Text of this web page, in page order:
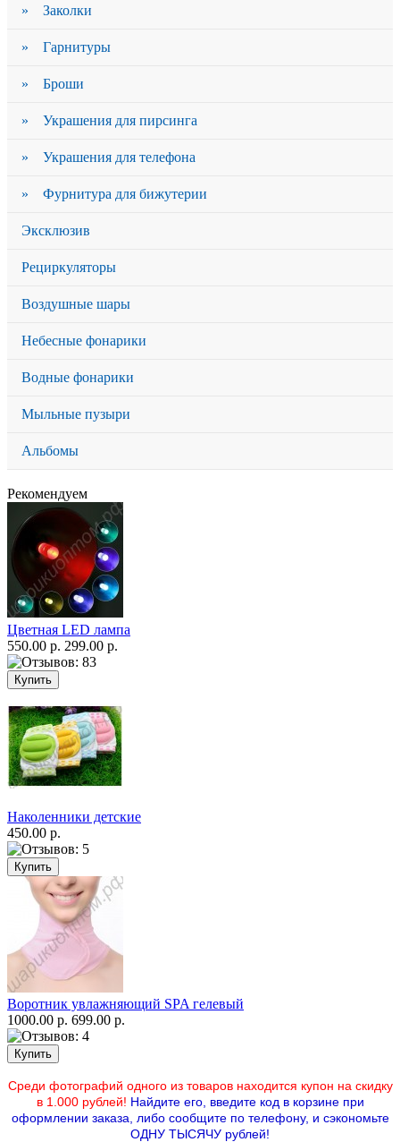
» Заколки
» Гарнитуры
» Броши
» Украшения для пирсинга
» Украшения для телефона
» Фурнитура для бижутерии
Эксклюзив
Рециркуляторы
Воздушные шары
Небесные фонарики
Водные фонарики
Мыльные пузыри
Альбомы
Рекомендуем
Цветная LED лампа
550.00 р. 299.00 р.
Наколенники детские
450.00 р.
Воротник увлажняющий SPA гелевый
1000.00 р. 699.00 р.
Среди фотографий одного из товаров находится купон на скидку
в 1.000 рублей! Найдите его, введите код в корзине при
оформлении заказа, либо сообщите по телефону, и сэкономьте
ОДНУ ТЫСЯЧУ рублей!